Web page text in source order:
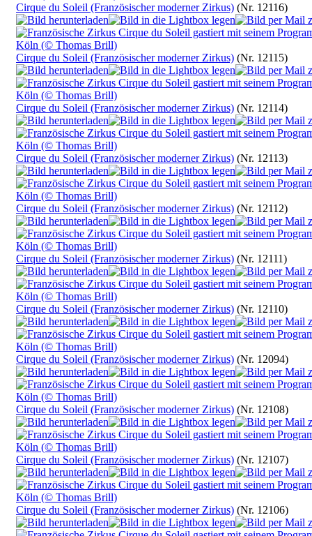
Cirque du Soleil (Französischer moderner Zirkus) (Nr. 12116)
Cirque du Soleil (Französischer moderner Zirkus) (Nr. 12115)
Cirque du Soleil (Französischer moderner Zirkus) (Nr. 12114)
Cirque du Soleil (Französischer moderner Zirkus) (Nr. 12113)
Cirque du Soleil (Französischer moderner Zirkus) (Nr. 12112)
Cirque du Soleil (Französischer moderner Zirkus) (Nr. 12111)
Cirque du Soleil (Französischer moderner Zirkus) (Nr. 12110)
Cirque du Soleil (Französischer moderner Zirkus) (Nr. 12094)
Cirque du Soleil (Französischer moderner Zirkus) (Nr. 12108)
Cirque du Soleil (Französischer moderner Zirkus) (Nr. 12107)
Cirque du Soleil (Französischer moderner Zirkus) (Nr. 12106)